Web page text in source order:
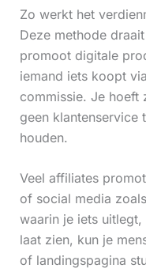
Zo werkt het
Deze methode
promoot digitale
iemand iets koopt
commissie. Je hoeft
geen klantenservice
houden.
Veel affiliates
of social media
waarin je iets
laat zien, kun je
of landingspagina